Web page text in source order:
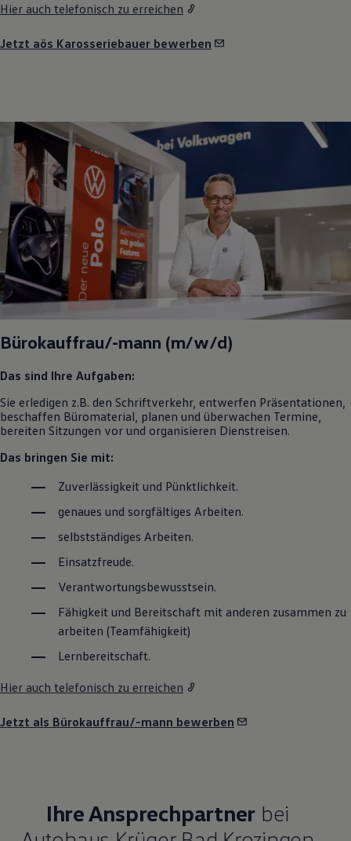
Hier auch telefonisch zu erreichen
Jetzt aös Karosseriebauer bewerben
Bürokauffrau/-mann (m/w/d)
Das sind Ihre Aufgaben:
Sie erledigen z.B. den Schriftverkehr, entwerfen Präsentationen,
beschaffen Büromaterial, planen und überwachen Termine,
bereiten Sitzungen vor und organisieren Dienstreisen.
Das bringen Sie mit:
Zuverlässigkeit und Pünktlichkeit.
genaues und sorgfältiges Arbeiten.
selbstständiges Arbeiten.
Einsatzfreude.
Verantwortungsbewusstsein.
Fähigkeit und Bereitschaft mit anderen zusammen zu
arbeiten (Teamfähigkeit)
Lernbereitschaft.
Hier auch telefonisch zu erreichen
Jetzt als Bürokauffrau/-mann bewerben
Ihre Ansprechpartner bei